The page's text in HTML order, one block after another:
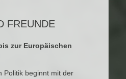
FREUNDE
zur Europäischen
Politik beginnt mit der